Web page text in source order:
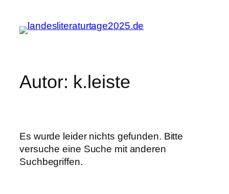
springen
Autor: k.leiste
Es wurde leider nichts gefunden. Bitte
versuche eine Suche mit anderen
Suchbegriffen.